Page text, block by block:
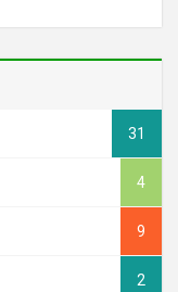
31
4
9
2